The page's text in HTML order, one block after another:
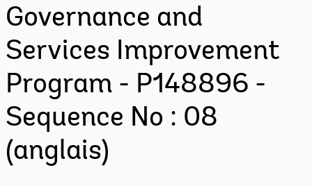
Governance and
Services Improvement
Program - P148896 -
Sequence No : 08
(anglais)